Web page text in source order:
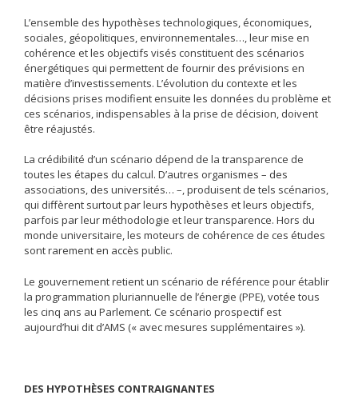
L’ensemble des hypothèses technologiques, économiques,
sociales, géopolitiques, environnementales…, leur mise en
cohérence et les objectifs visés constituent des scénarios
énergétiques qui permettent de fournir des prévisions en
matière d’investissements. L’évolution du contexte et les
décisions prises modifient ensuite les données du problème et
ces scénarios, indispensables à la prise de décision, doivent
être réajustés.
La crédibilité d’un scénario dépend de la transparence de
toutes les étapes du calcul. D’autres organismes – des
associations, des universités… –, produisent de tels scénarios,
qui diffèrent surtout par leurs hypothèses et leurs objectifs,
parfois par leur méthodologie et leur transparence. Hors du
monde universitaire, les moteurs de cohérence de ces études
sont rarement en accès public.
Le gouvernement retient un scénario de référence pour établir
la programmation pluriannuelle de l’énergie (PPE), votée tous
les cinq ans au Parlement. Ce scénario prospectif est
aujourd’hui dit d’AMS (« avec mesures supplémentaires »).
DES HYPOTHÈSES CONTRAIGNANTES